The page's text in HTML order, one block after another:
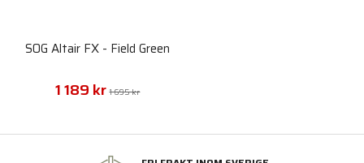
SOG Altair FX - Field Green
1 189 kr 1 695 kr